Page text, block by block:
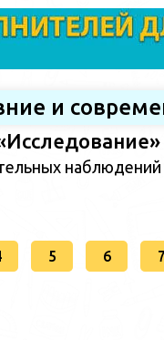
и
наблюдений
5 6 7